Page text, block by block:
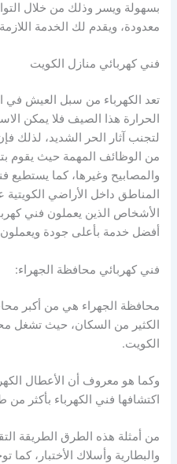
بسهولة ويسر وذلك من خلال
معدودة، ويقدم لك الخدمة
فني كهربائي منازل الكويت
تعد الكهرباء من سبل العيش في
الحرارة هذا الصيف فلا يمكن
لتجنب آثار الحر الشديد، لذلك
من الوظائف المهمة حيث يقوم
والمصابيح وغيرها، كما يستطيع
المناطق داخل الأراضي الكويتية
الأشخاص الذين يعملون فني
أفضل خدمة بأعلى جودة ويعملون 24
فني كهربائي محافظة الجهراء:
محافظة الجهراء هي من أكبر
الكويت.
وكما هو معروف أن الأعطال
اكتشافها فني الكهرباء بأكثر من
من أمثلة هذه الطرق الطريقة
والبطارية وأسلاك الأختبار،